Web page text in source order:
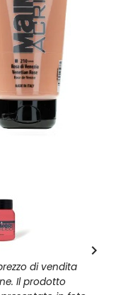

di vendita
Il prodotto